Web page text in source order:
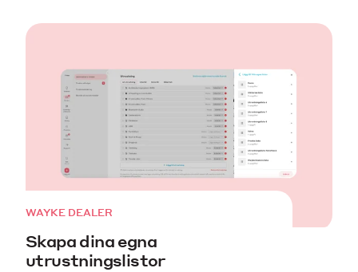
WAYKE DEALER
Skapa dina egna
utrustningslistor